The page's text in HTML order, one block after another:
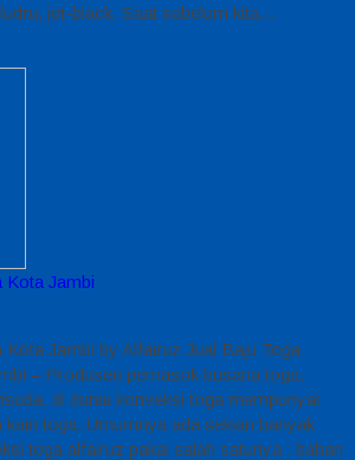
jet-black. Saat sebelum kita…
Kota Jambi
Jambi by Alfairuz Jual Baju Toga
– Produsen pemasok busana toga.
di dunia konveksi toga mempunyai
toga. Umumnya ada sekian banyak
toga alfairuz pakai salah satunya : bahan